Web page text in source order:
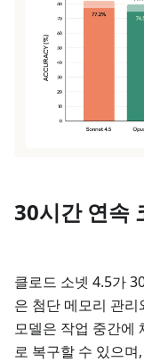
30시간 연속
클로드 소넷 4.5가
은 첨단 메모리 관
모델은 작업 중간에
로 복구할 수 있으